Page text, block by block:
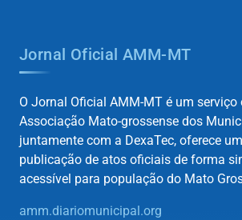
Jornal Oficial AMM-MT
O Jornal Oficial AMM-MT é um serviço
Associação Mato-grossense dos
juntamente com a DexaTec, oferece
publicação de atos oficiais de forma
acessível para população do Mato
amm.diariomunicipal.org